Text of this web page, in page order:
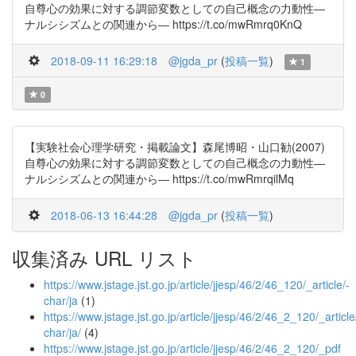
自尊心の効果に対する調節変数としての自己概念の力動性―
ナルシシズムとの関連から― https://t.co/mwRmrq0KnQ
2018-09-11 16:29:18 @jgda_pr (投稿一覧) 1
0
【実験社会心理学研究・掲載論文】森尾博昭・山口勧(2007)
自尊心の効果に対する調節変数としての自己概念の力動性―
ナルシシズムとの関連から― https://t.co/mwRmrqilMq
2018-06-13 16:44:28 @jgda_pr (投稿一覧)
収集済み URL リスト
https://www.jstage.jst.go.jp/article/jjesp/46/2/46_120/_article/-
char/ja (1)
https://www.jstage.jst.go.jp/article/jjesp/46/2/46_2_120/
char/ja/ (4)
https://www.jstage.jst.go.jp/article/jjesp/46/2/46_2_120/_pdf